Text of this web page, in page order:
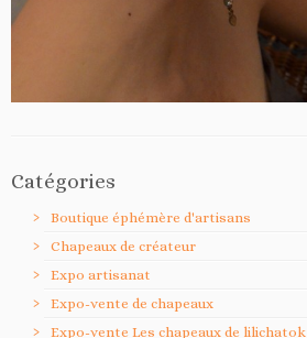
Catégories
Boutique éphémère d'artisans
Chapeaux de créateur
Expo artisanat
Expo-vente de chapeaux
Expo-vente Les chapeaux de lilichatok